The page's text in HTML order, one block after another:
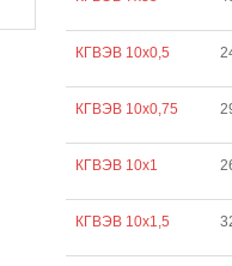
КГВЭВ 10х0,5
КГВЭВ 10х0,75
КГВЭВ 10х1
КГВЭВ 10х1,5